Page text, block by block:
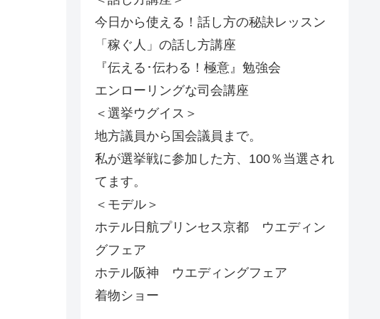
今日から使える！話し方の秘訣レッスン
「稼ぐ人」の話し方講座
『伝える･伝わる！極意』勉強会
エンローリングな司会講座
＜選挙ウグイス＞
地方議員から国会議員まで。
私が選挙戦に参加した方、100％当選され
てます。
＜モデル＞
ホテル日航プリンセス京都 ウエディン
グフェア
ホテル阪神 ウエディングフェア
着物ショー